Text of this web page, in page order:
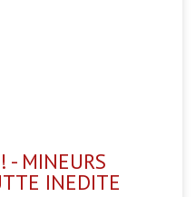
- MINEURS
INEDITE